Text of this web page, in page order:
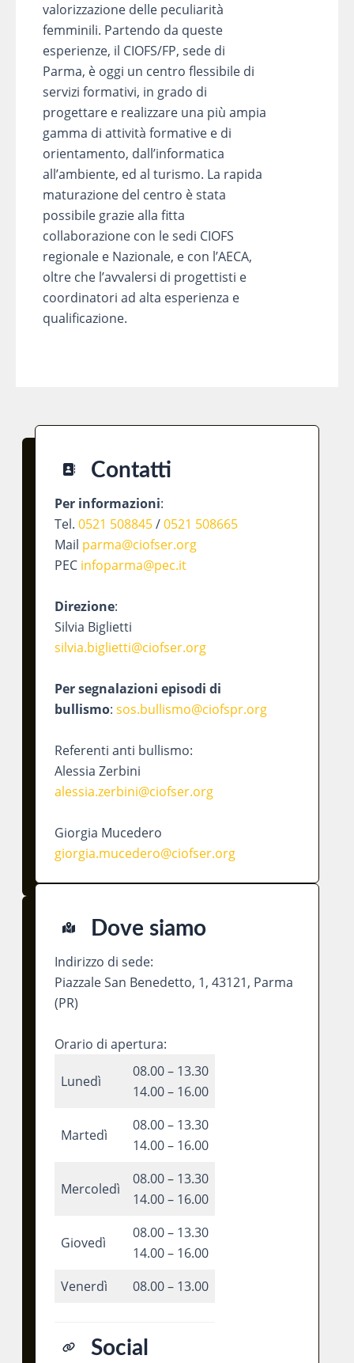
valorizzazione delle peculiarità
femminili. Partendo da queste
esperienze, il CIOFS/FP, sede di
Parma, è oggi un centro flessibile di
servizi formativi, in grado di
progettare e realizzare una più ampia
gamma di attività formative e di
orientamento, dall’informatica
all’ambiente, ed al turismo. La rapida
maturazione del centro è stata
possibile grazie alla fitta
collaborazione con le sedi CIOFS
regionale e Nazionale, e con l’AECA,
oltre che l’avvalersi di progettisti e
coordinatori ad alta esperienza e
qualificazione.
Contatti
Per informazioni:
Tel. 0521 508845/0521 508665
Mail parma@ciofser.org
PEC infoparma@pec.it
Direzione:
Silvia Biglietti
silvia.biglietti@ciofser.org
Per segnalazioni episodi di
bullismo: sos.bullismo@ciofspr.org
Referenti anti bullismo:
Alessia Zerbini
alessia.zerbini@ciofser.org
Giorgia Mucedero
giorgia.mucedero@ciofser.org
Dove siamo
Indirizzo di sede:
Piazzale San Benedetto, 1, 43121, Parma
(PR)
Orario di apertura:
Lunedì
08.00 – 13.30
14.00 – 16.00
Martedì
08.00 – 13.30
14.00 – 16.00
Mercoledì
08.00 – 13.30
14.00 – 16.00
Giovedì
08.00 – 13.30
14.00 – 16.00
Venerdì
08.00 – 13.00
Social